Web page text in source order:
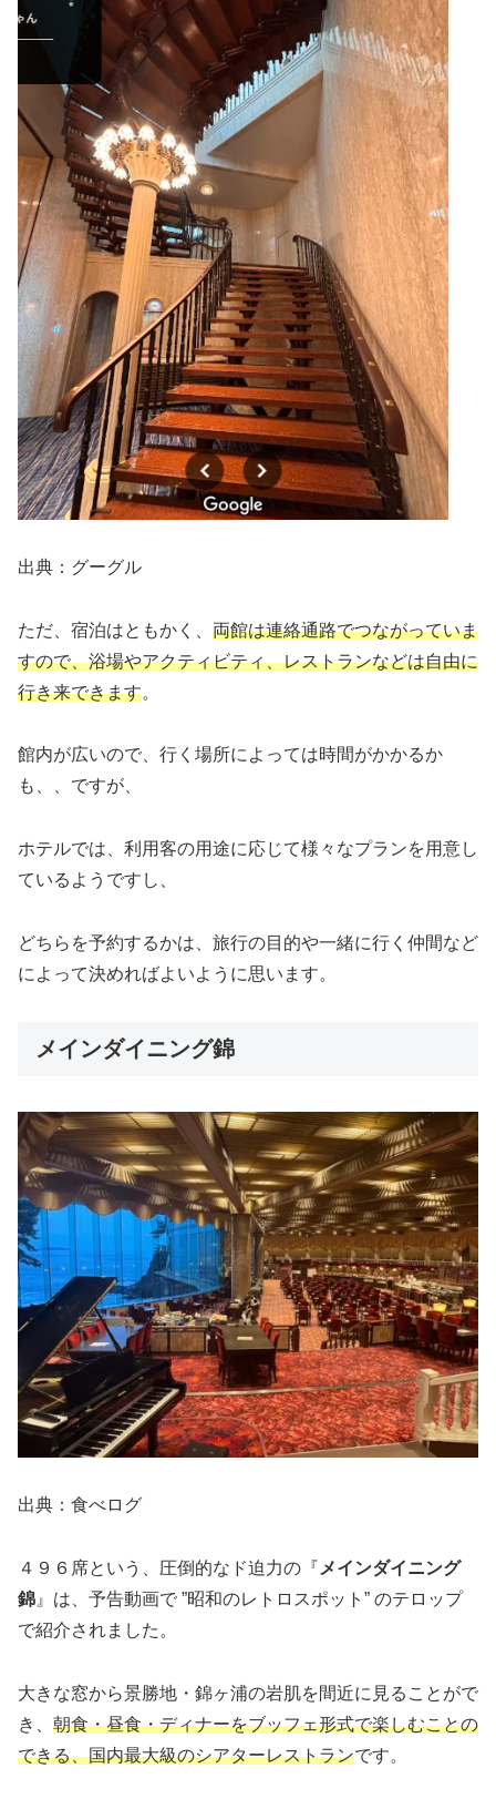
出典：グーグル
ただ、宿泊はともかく、 両館は連絡通路でつながっていま
すので、浴場やアクティビティ、レストランなどは自由に
行き来できます。
館内が広いので、行く場所によっては時間がかかるか
も、、ですが、
ホテルでは、利用客の用途に応じて様々なプランを用意し
ているようですし、
どちらを予約するかは、旅行の目的や一緒に行く仲間など
によって決めればよいように思います。
メインダイニング錦
出典：食べログ
４９６席という、圧倒的なド迫力の『 メインダイニング
錦 』は、予告動画で ”昭和のレトロスポット” のテロップ
で紹介されました。
大きな窓から景勝地・錦ヶ浦の岩肌を間近に見ることがで
き、 朝食・昼食・ディナーをブッフェ形式で楽しむことの
できる、国内最大級のシアターレストランです。